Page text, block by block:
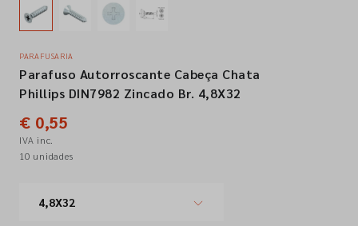
Contactos
Siga-nos nas redes sociais
PARAFUSARIA
Parafuso Autorroscante Cabeça Chata
Phillips DIN7982 Zincado Br. 4,8X32
€ 0,55
IVA inc.
10 unidades
4,8X32